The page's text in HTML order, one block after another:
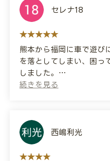
They did a quick and
satisfied.
(Translated by Google)
I lost the key to my
a locksmith that would
emergency and found
they came right away.
They made a key by
and it was really quick!
(lol)
セレナ18
熊本から福岡に車で遊び
を落としてしまい、困っ
しました。
そしたら鍵開けから鍵を
よりも安かったので、満
(Translated by Google)
I was driving from
西嶋利光